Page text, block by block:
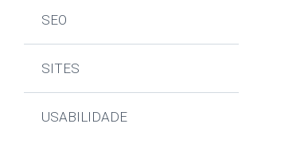
SEO
SITES
USABILIDADE